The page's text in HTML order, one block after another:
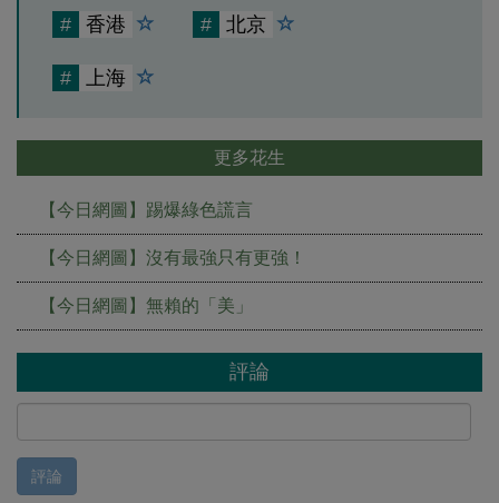
# 香港 # 北京
# 上海
更多花生
【今日網圖】踢爆綠色謊言
【今日網圖】沒有最強只有更強！
【今日網圖】無賴的「美」
評論
評論